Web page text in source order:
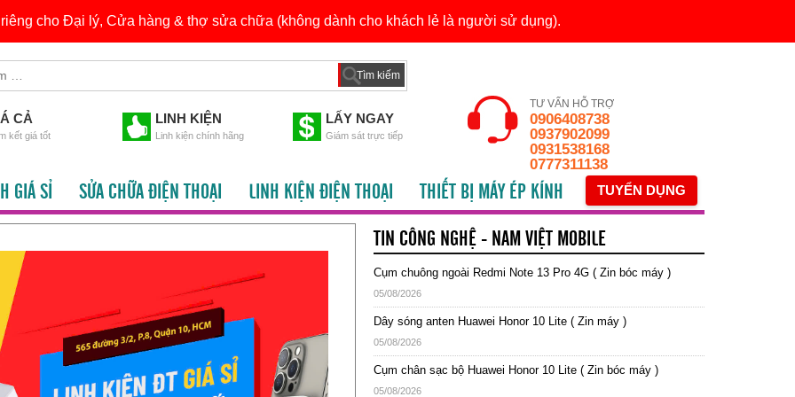
cho Đại lý, Cửa hàng & thợ sửa chữa (không dành cho khách lẻ là người sử dụng).
CẢ
kết giá tốt
LINH KIỆN
Linh kiện chính hãng
LẤY NGAY
Giám sát trực tiếp
TƯ VẤN HỖ TRỢ
0906408738
0937902099
0931538168
0777311138
GIÁ SỈ SỬA CHỮA ĐIỆN THOẠI LINH KIỆN ĐIỆN THOẠI THIẾT BỊ MÁY ÉP KÍNH TUYỂN DỤNG
TIN CÔNG NGHỆ - NAM VIỆT MOBILE
Cụm chuông ngoài Redmi Note 13 Pro 4G ( Zin bóc máy )
05/08/2026
Dây sóng anten Huawei Honor 10 Lite ( Zin máy )
05/08/2026
Cụm chân sạc bộ Huawei Honor 10 Lite ( Zin bóc máy )
05/08/2026